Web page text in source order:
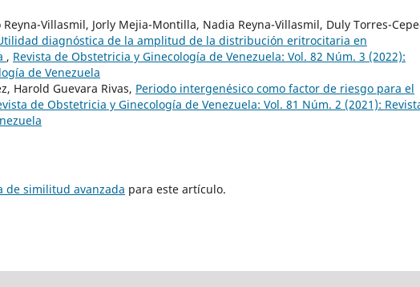
Villasmil, Jorly Mejia-Montilla, Nadia Reyna-Villasmil, Duly Torres-
diagnóstica de la amplitud de la distribución eritrocitaria en
, Revista de Obstetricia y Ginecología de Venezuela: Vol. 82 Núm. 3 (2022):
de Venezuela
Harold Guevara Rivas, Periodo intergenésico como factor de riesgo para el
de Obstetricia y Ginecología de Venezuela: Vol. 81 Núm. 2 (2021):
de similitud avanzada para este artículo.